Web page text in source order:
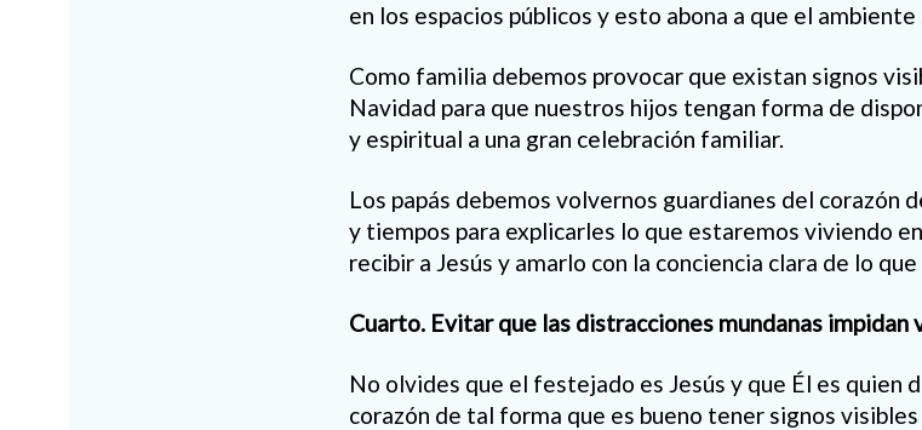
en los espacios públicos y esto abona a que el
Como familia debemos provocar que existan signos
Navidad para que nuestros hijos tengan forma de
y espiritual a una gran celebración familiar.
Los papás debemos volvernos guardianes del corazón
y tiempos para explicarles lo que estaremos viviendo
recibir a Jesús y amarlo con la conciencia clara de lo
Cuarto. Evitar que las distracciones mundanas impidan
No olvides que el festejado es Jesús y que Él es quien
corazón de tal forma que es bueno tener signos